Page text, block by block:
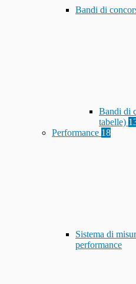
Bandi di
Bandi di
tabelle)
Performance 18
Sistema di
performance